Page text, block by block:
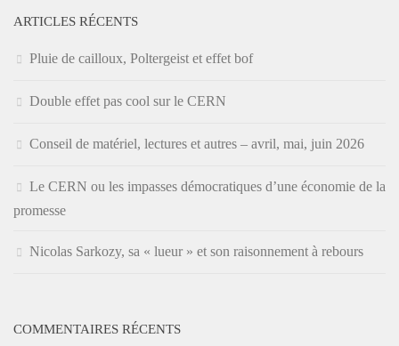
ARTICLES RÉCENTS
Pluie de cailloux, Poltergeist et effet bof
Double effet pas cool sur le CERN
Conseil de matériel, lectures et autres – avril, mai, juin 2026
Le CERN ou les impasses démocratiques d’une économie de la
promesse
Nicolas Sarkozy, sa « lueur » et son raisonnement à rebours
COMMENTAIRES RÉCENTS